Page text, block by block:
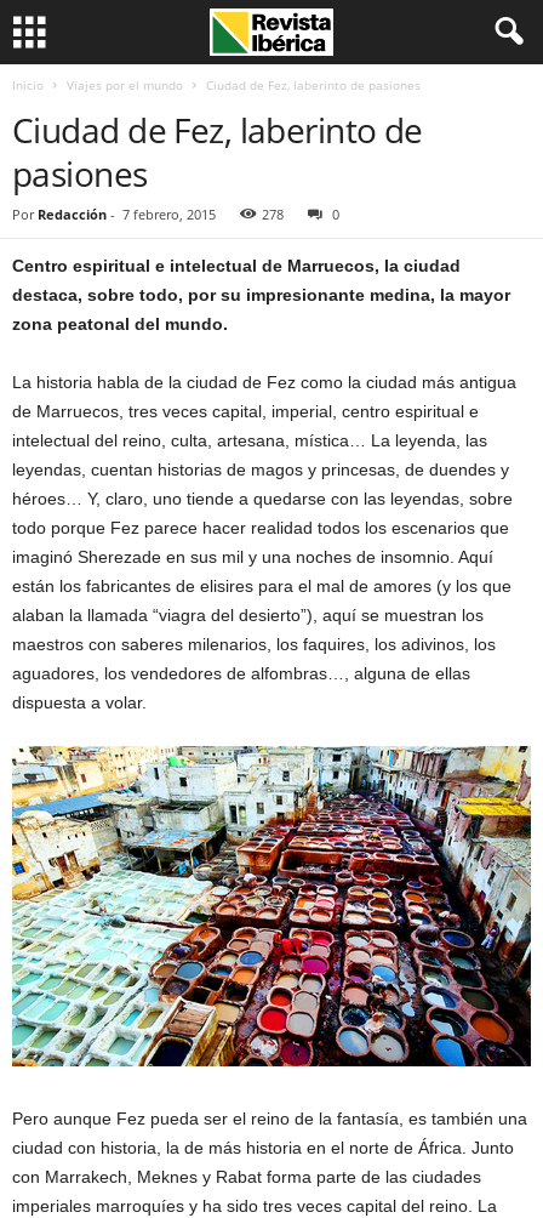
Inicio Viajes por el mundo Ciudad de Fez, laberinto de pasiones
Ciudad de Fez, laberinto de
pasiones
Por Redacción - 7 febrero, 2015 278 0
Centro espiritual e intelectual de Marruecos, la ciudad
destaca, sobre todo, por su impresionante medina, la mayor
zona peatonal del mundo.
La historia habla de la ciudad de Fez como la ciudad más antigua
de Marruecos, tres veces capital, imperial, centro espiritual e
intelectual del reino, culta, artesana, mística… La leyenda, las
leyendas, cuentan historias de magos y princesas, de duendes y
héroes… Y, claro, uno tiende a quedarse con las leyendas, sobre
todo porque Fez parece hacer realidad todos los escenarios que
imaginó Sherezade en sus mil y una noches de insomnio. Aquí
están los fabricantes de elisires para el mal de amores (y los que
alaban la llamada “viagra del desierto”), aquí se muestran los
maestros con saberes milenarios, los faquires, los adivinos, los
aguadores, los vendedores de alfombras…, alguna de ellas
dispuesta a volar.
Pero aunque Fez pueda ser el reino de la fantasía, es también una
ciudad con historia, la de más historia en el norte de África. Junto
con Marrakech, Meknes y Rabat forma parte de las ciudades
imperiales marroquíes y ha sido tres veces capital del reino. La